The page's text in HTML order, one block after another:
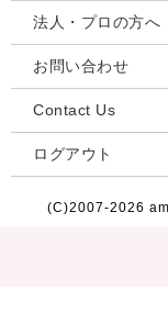
法人・プロの方へ
お問い合わせ
Contact Us
ログアウト
(C)2007-2026